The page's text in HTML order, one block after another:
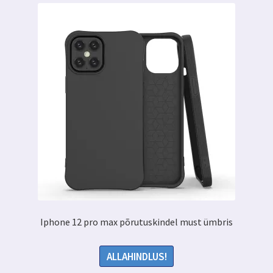
Iphone 12 pro max põrutuskindel must ümbris
ALLAHINDLUS!